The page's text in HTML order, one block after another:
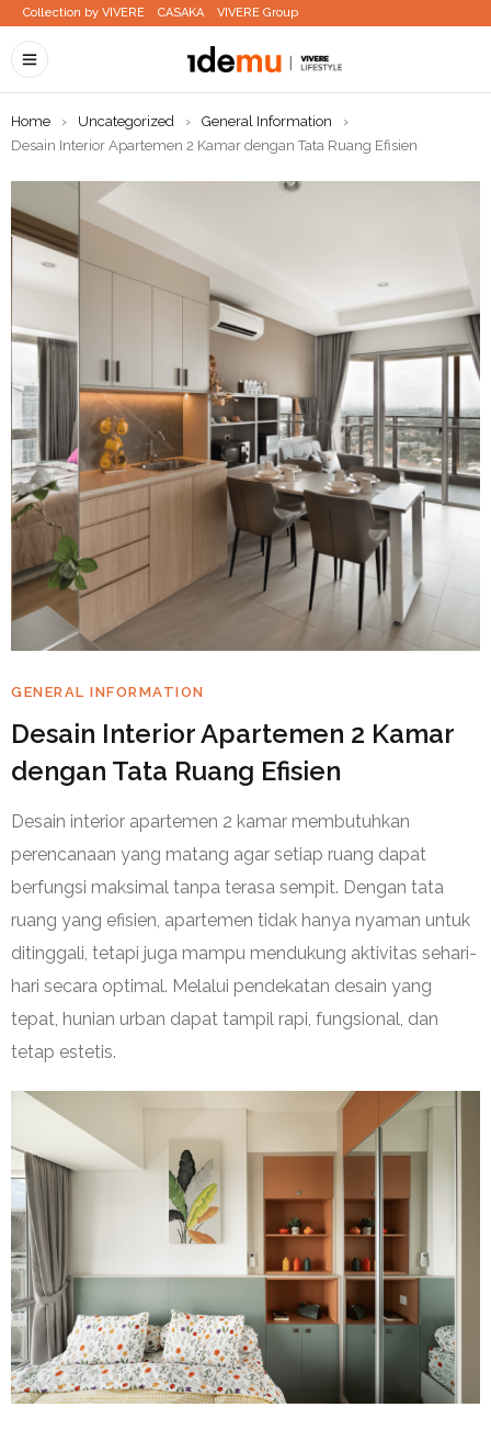
Collection by VIVERE CASAKA VIVERE Group
Home › Uncategorized › General Information
›
Desain Interior Apartemen 2 Kamar dengan Tata Ruang Efisien
GENERAL INFORMATION
Desain Interior Apartemen 2 Kamar
dengan Tata Ruang Efisien
Desain interior apartemen 2 kamar membutuhkan
perencanaan yang matang agar setiap ruang dapat
berfungsi maksimal tanpa terasa sempit. Dengan tata
ruang yang efisien, apartemen tidak hanya nyaman untuk
ditinggali, tetapi juga mampu mendukung aktivitas sehari-
hari secara optimal. Melalui pendekatan desain yang
tepat, hunian urban dapat tampil rapi, fungsional, dan
tetap estetis.